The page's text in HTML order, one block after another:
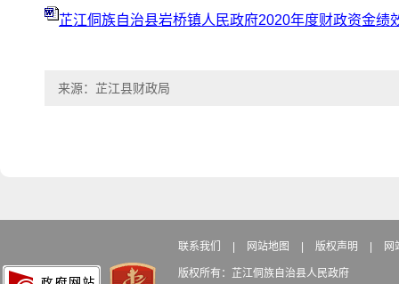
芷江侗族自治县岩桥镇人民政府2020年度财政资金绩
来源：芷江县财政局
联系我们 网站地图 版权声明 网
版权所有：芷江侗族自治县人民政府